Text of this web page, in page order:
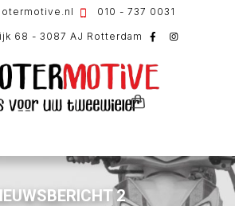
010 - 737 0031
68 - 3087 AJ Rotterdam
2